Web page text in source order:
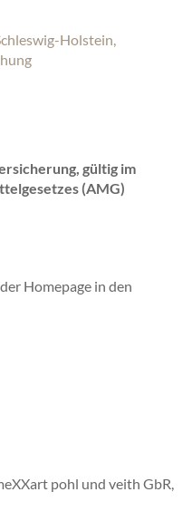
Holstein,
gültig im
(AMG)
Homepage in den
pohl und veith GbR,